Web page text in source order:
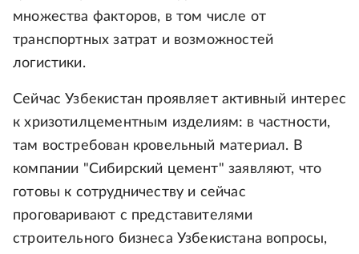
множества факторов, в том числе от
транспортных затрат и возможностей
логистики.
Сейчас Узбекистан проявляет активный интерес
к хризотилцементным изделиям: в частности,
там востребован кровельный материал. В
компании "Сибирский цемент" заявляют, что
готовы к сотрудничеству и сейчас
проговаривают с представителями
строительного бизнеса Узбекистана вопросы,